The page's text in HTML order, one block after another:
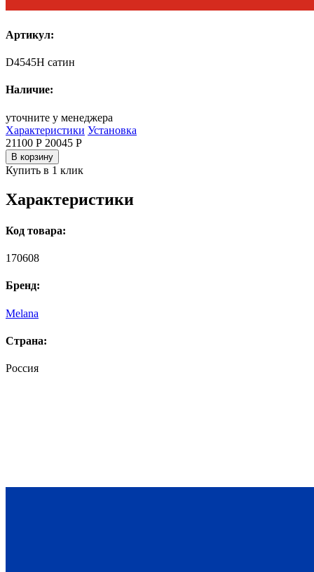
Артикул:
D4545H сатин
Наличие:
уточните у менеджера
Характеристики Установка
21100 Р 20045 Р
В корзину
Купить в 1 клик
Характеристики
Код товара:
170608
Бренд:
Melana
Страна:
Россия